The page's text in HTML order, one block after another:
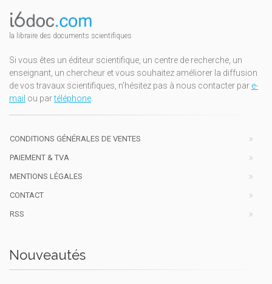
la libraire des documents scientifiques
Si vous êtes un éditeur scientifique, un centre de recherche, un
enseignant, un chercheur et vous souhaitez améliorer la diffusion
de vos travaux scientifiques, n'hésitez pas à nous contacter par e-
mail ou partéléphone.
CONDITIONS GÉNÉRALES DE VENTES
PAIEMENT & TVA
MENTIONS LÉGALES
CONTACT
RSS
Nouveautés